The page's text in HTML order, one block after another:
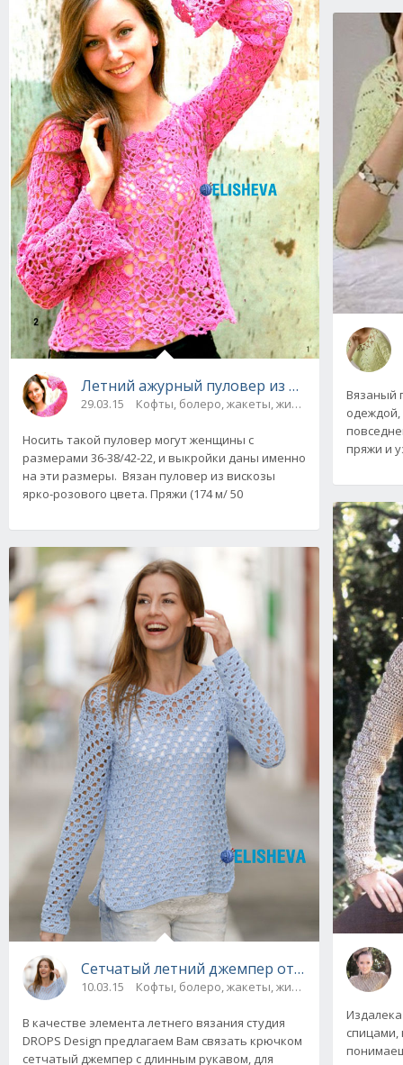
Летний ажурный пуловер из мотивов,
29.03.15 Кофты, болеро, жакеты, жилеты
Носить такой пуловер могут женщины с
размерами 36-38/42-22, и выкройки даны именно
на эти размеры. Вязан пуловер из вискозы
ярко-розового цвета. Пряжи (174 м/ 50
Сетчатый летний джемпер от Drops
10.03.15 Кофты, болеро, жакеты, жилеты
В качестве элемента летнего вязания студия
DROPS Design предлагаем Вам связать крючком
сетчатый джемпер с длинным рукавом, для
Вязаный
одеждой,
пряжи и
спицами,